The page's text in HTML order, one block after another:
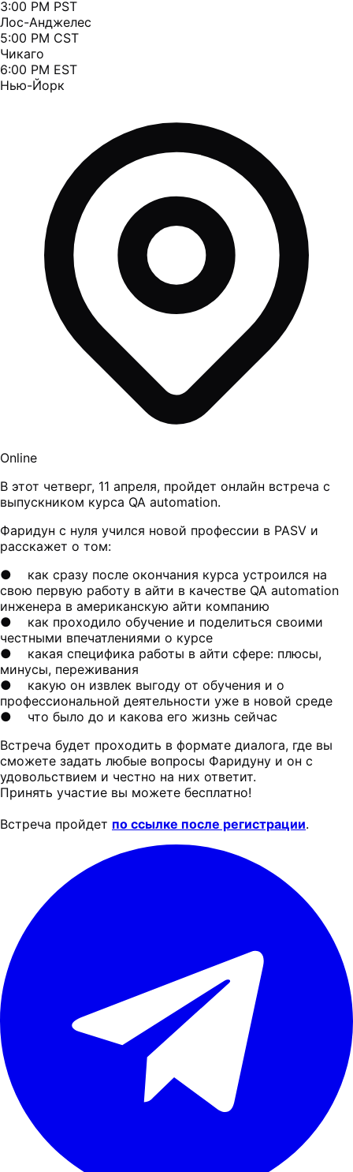
3:00 PM PST
Лос-Анджелес
5:00 PM CST
Чикаго
6:00 PM EST
Нью-Йорк
Online
В этот четверг, 11 апреля, пройдет онлайн встреча с
выпускником курса QA automation.
Фаридун с нуля учился новой профессии в PASV и
расскажет о том:
● как сразу после окончания курса устроился на
свою первую работу в айти в качестве QA automation
инженера в американскую айти компанию
● как проходило обучение и поделиться своими
честными впечатлениями о курсе
● какая специфика работы в айти сфере: плюсы,
минусы, переживания
● какую он извлек выгоду от обучения и о
профессиональной деятельности уже в новой среде
● что было до и какова его жизнь сейчас
Встреча будет проходить в формате диалога, где вы
сможете задать любые вопросы Фаридуну и он с
удовольствием и честно на них ответит.
Принять участие вы можете бесплатно!
Встреча пройдет по ссылке после регистрации.